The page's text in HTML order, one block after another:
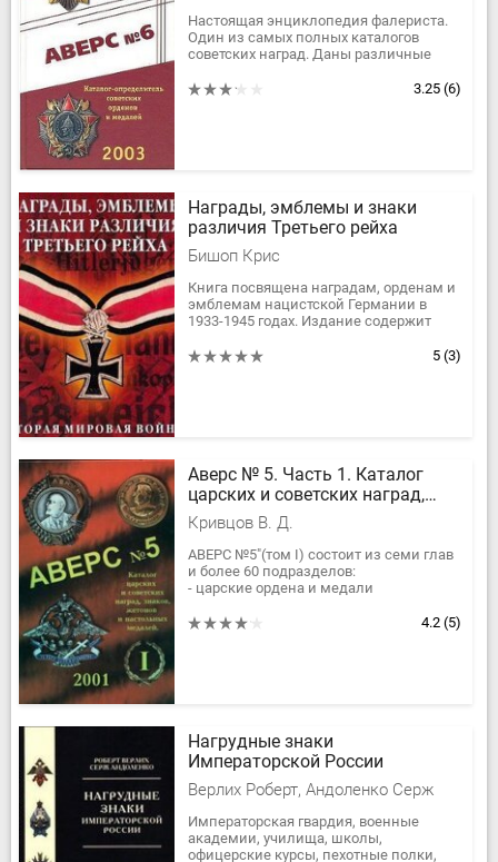
Настоящая энциклопедия фалериста.
Один из самых полных каталогов
советских наград. Даны различные
Показываются основные ообенности
3.25 (6)
Награды, эмблемы и знаки
различия Третьего рейха
Бишоп Крис
Книга посвящена наградам, орденам и
эмблемам нацистской Германии в
1933-1945 годах. Издание содержит
уникальных фотографий, дающих...
5 (3)
Аверс № 5. Часть 1. Каталог
царских и советских наград,
знаков, жетонов и настольных
медалей
Кривцов В. Д.
АВЕРС №5"(том I) состоит из семи глав
и более 60 подразделов:
- царские ордена и медали
- российские ордена и медали
4.2 (5)
Нагрудные знаки
Императорской России
Верлих Роберт, Андоленко Серж
Императорская гвардия, военные
академии, училища, школы,
офицерские курсы, пехотные полки,